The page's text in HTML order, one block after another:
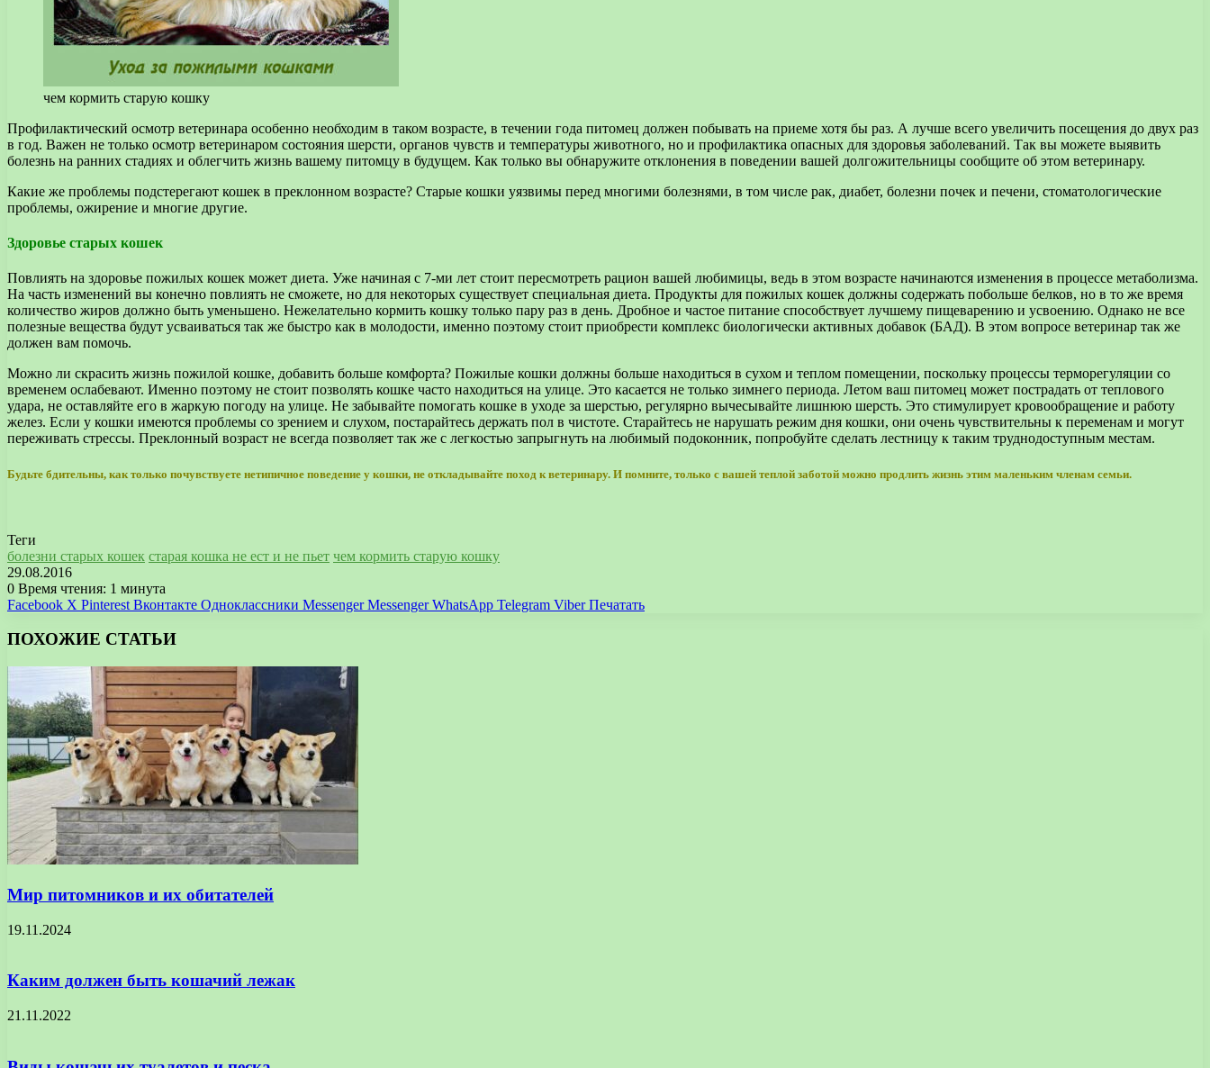
чем кормить старую кошку
Профилактический осмотр ветеринара особенно необходим в таком возрасте, в течении года питомец должен побывать на приеме хотя бы раз. А лучше всего увеличить посещения до двух раз
в год. Важен не только осмотр ветеринаром состояния шерсти, органов чувств и температуры животного, но и профилактика опасных для здоровья заболеваний. Так вы можете выявить
болезнь на ранних стадиях и облегчить жизнь вашему питомцу в будущем. Как только вы обнаружите отклонения в поведении вашей долгожительницы сообщите об этом ветеринару.
Какие же проблемы подстерегают кошек в преклонном возрасте? Старые кошки уязвимы перед многими болезнями, в том числе рак, диабет, болезни почек и печени, стоматологические
проблемы, ожирение и многие другие.
Здоровье старых кошек
Повлиять на здоровье пожилых кошек может диета. Уже начиная с 7-ми лет стоит пересмотреть рацион вашей любимицы, ведь в этом возрасте начинаются изменения в процессе метаболизма.
На часть изменений вы конечно повлиять не сможете, но для некоторых существует специальная диета. Продукты для пожилых кошек должны содержать побольше белков, но в то же время
количество жиров должно быть уменьшено. Нежелательно кормить кошку только пару раз в день. Дробное и частое питание способствует лучшему пищеварению и усвоению. Однако не все
полезные вещества будут усваиваться так же быстро как в молодости, именно поэтому стоит приобрести комплекс биологически активных добавок (БАД). В этом вопросе ветеринар так же
должен вам помочь.
Можно ли скрасить жизнь пожилой кошке, добавить больше комфорта? Пожилые кошки должны больше находиться в сухом и теплом помещении, поскольку процессы терморегуляции со
временем ослабевают. Именно поэтому не стоит позволять кошке часто находиться на улице. Это касается не только зимнего периода. Летом ваш питомец может пострадать от теплового
удара, не оставляйте его в жаркую погоду на улице. Не забывайте помогать кошке в уходе за шерстью, регулярно вычесывайте лишнюю шерсть. Это стимулирует кровообращение и работу
желез. Если у кошки имеются проблемы со зрением и слухом, постарайтесь держать пол в чистоте. Старайтесь не нарушать режим дня кошки, они очень чувствительны к переменам и могут
переживать стрессы. Преклонный возраст не всегда позволяет так же с легкостью запрыгнуть на любимый подоконник, попробуйте сделать лестницу к таким труднодоступным местам.
Будьте бдительны, как только почувствуете нетипичное поведение у кошки, не откладывайте поход к ветеринару. И помните, только с вашей теплой заботой можно продлить жизнь этим маленьким членам семьи.
Теги
болезни старых кошек старая кошка не ест и не пьет чем кормить старую кошку
29.08.2016
0 Время чтения: 1 минута
Facebook X Pinterest Вконтакте Одноклассники Messenger Messenger WhatsApp Telegram Viber Печатать
ПОХОЖИЕ СТАТЬИ
Мир питомников и их обитателей
19.11.2024
Каким должен быть кошачий лежак
21.11.2022